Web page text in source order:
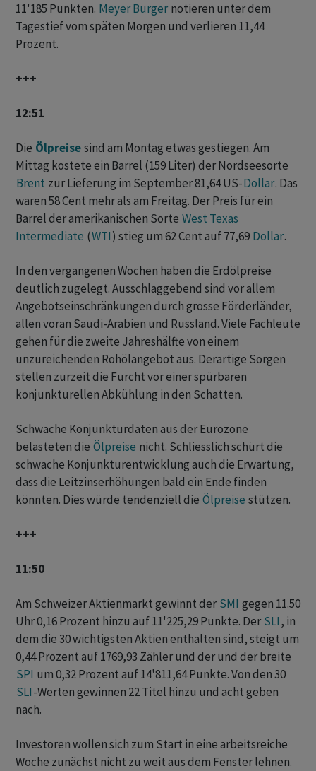
11'185 Punkten. Meyer Burger notieren unter dem
Tagestief vom späten Morgen und verlieren 11,44
Prozent.
+++
12:51
Die Ölpreisesind am Montag etwas gestiegen. Am
Mittag kostete ein Barrel (159 Liter) der Nordseesorte
Brent zur Lieferung im September 81,64 US-Dollar. Das
waren 58 Cent mehr als am Freitag. Der Preis für ein
Barrel der amerikanischen Sorte West Texas
Intermediate (WTI) stieg um 62 Cent auf 77,69 Dollar.
In den vergangenen Wochen haben die Erdölpreise
deutlich zugelegt. Ausschlaggebend sind vor allem
Angebotseinschränkungen durch grosse Förderländer,
allen voran Saudi-Arabien und Russland. Viele Fachleute
gehen für die zweite Jahreshälfte von einem
unzureichenden Rohölangebot aus. Derartige Sorgen
stellen zurzeit die Furcht vor einer spürbaren
konjunkturellen Abkühlung in den Schatten.
Schwache Konjunkturdaten aus der Eurozone
belasteten die Ölpreise nicht. Schliesslich schürt die
schwache Konjunkturentwicklung auch die Erwartung,
dass die Leitzinserhöhungen bald ein Ende finden
könnten. Dies würde tendenziell die Ölpreise stützen.
+++
11:50
Am Schweizer Aktienmarkt gewinnt der SMI gegen 11.50
Uhr 0,16 Prozent hinzu auf 11'225,29 Punkte. Der SLI, in
dem die 30 wichtigsten Aktien enthalten sind, steigt um
0,44 Prozent auf 1769,93 Zähler und der und der breite
SPI um 0,32 Prozent auf 14'811,64 Punkte. Von den 30
SLI-Werten gewinnen 22 Titel hinzu und acht geben
nach.
Investoren wollen sich zum Start in eine arbeitsreiche
Woche zunächst nicht zu weit aus dem Fenster lehnen.